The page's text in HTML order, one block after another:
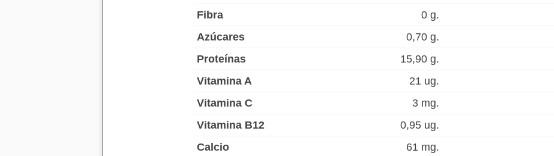
Fibra
0 g.
Azúcares
0,70 g.
Proteínas
15,90 g.
Vitamina A
21 ug.
Vitamina C
3 mg.
Vitamina B12
0,95 ug.
Calcio
61 mg.